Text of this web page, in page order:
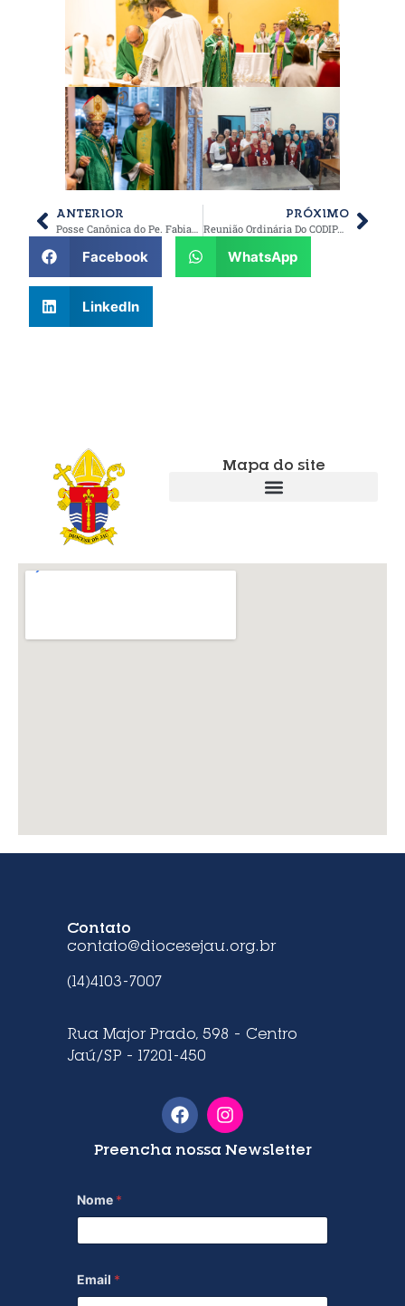
ANTERIOR
Posse Canônica do Pe. Fabiano Augusto da Silva na Paróquia São Pedro, Ibitinga
PRÓXIMO
Reunião Ordinária Do CODIPA em Jaú
Facebook WhatsApp
LinkedIn
Mapa do site
Contato
contato@diocesejau.org.br
(14)4103-7007
Rua Major Prado, 598 – Centro
Jaú/SP – 17201-450
Preencha nossa Newsletter
Nome *
Email *